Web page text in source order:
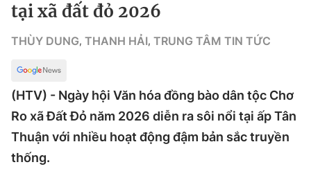
tại xã đất đỏ 2026
THÙY DUNG, THANH HẢI, TRUNG TÂM TIN TỨC
(HTV) - Ngày hội Văn hóa đồng bào dân tộc Chơ
Ro xã Đất Đỏ năm 2026 diễn ra sôi nổi tại ấp Tân
Thuận với nhiều hoạt động đậm bản sắc truyền
thống.